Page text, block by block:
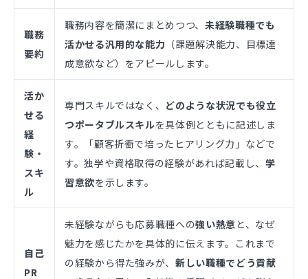
職務
要約
職務内容を簡潔にまとめつつ、 未経験職種でも
活かせる汎用的な能力 （課題解決能力、目標達
成意欲など）をアピールします。
活か
せる
経
験・
スキ
ル
専門スキルではなく、 どのような状況でも役立
つポータブルスキルを具体例とともに記述しま
す。「顧客折衝で培ったヒアリング力」などで
す。独学や資格取得の経験があれば記載し、 学
習意欲を示します。
自己
PR
未経験ながらも応募職種への強い熱意 と、なぜ
魅力を感じたかを具体的に伝えます。これまで
の経験から得た強みが、新しい職種でどう貢献